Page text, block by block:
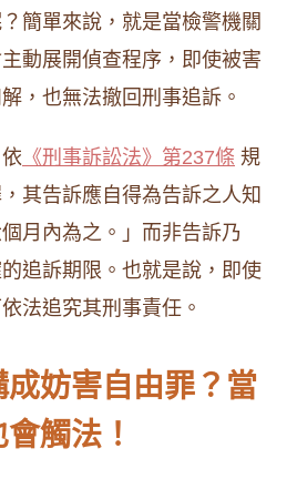
簡單來說，就是當檢警機關
動展開偵查程序，即使被害
，也無法撤回刑事追訴。
《刑事訴訟法》第237條 規
其告訴應自得為告訴之人知
月內為之。」而非告訴乃
追訴期限。也就是說，即使
法追究其刑事責任。
妨害自由罪？當
觸法！